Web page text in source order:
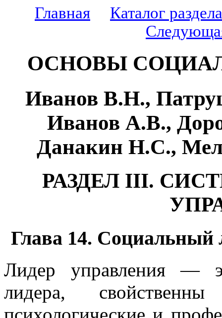
Главная
Каталог раздела
ОСНОВЫ
Иванов В.Н.,
Иванов А.В.,
Данакин Н.С.,
РАЗДЕЛ III.
Глава 14. Социальный
Лидер управления —
лидера,